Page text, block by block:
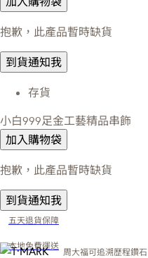
抱歉，此產品暫時缺貨
到貨通知我
存貨
小白999足金工藝精品串飾
加入購物袋
抱歉，此產品暫時缺貨
到貨通知我
五天退貨保障
本地免費運送
周大福可追溯歷程鑽石